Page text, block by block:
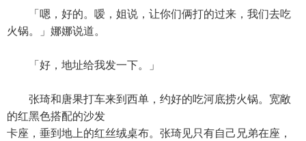
「嗯，好的。嗳，姐说，让你们俩打的过来，我们去吃
火锅。」娜娜说道。
「好，地址给我发一下。」
张琦和唐果打车来到西单，约好的吃河底捞火锅。宽敞
的红黑色搭配的沙发
卡座，垂到地上的红丝绒桌布。张琦见只有自己兄弟在座，